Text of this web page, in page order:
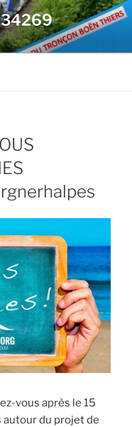
vous après le 15
du projet de